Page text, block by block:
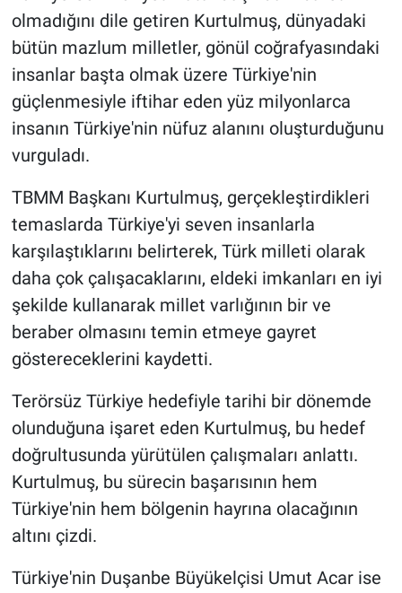
olmadığını dile getiren Kurtulmuş, dünyadaki
bütün mazlum milletler, gönül coğrafyasındaki
insanlar başta olmak üzere Türkiye'nin
güçlenmesiyle iftihar eden yüz milyonlarca
insanın Türkiye'nin nüfuz alanını oluşturduğunu
vurguladı.
TBMM Başkanı Kurtulmuş, gerçekleştirdikleri
temaslarda Türkiye'yi seven insanlarla
karşılaştıklarını belirterek, Türk milleti olarak
daha çok çalışacaklarını, eldeki imkanları en iyi
şekilde kullanarak millet varlığının bir ve
beraber olmasını temin etmeye gayret
göstereceklerini kaydetti.
Terörsüz Türkiye hedefiyle tarihi bir dönemde
olunduğuna işaret eden Kurtulmuş, bu hedef
doğrultusunda yürütülen çalışmaları anlattı.
Kurtulmuş, bu sürecin başarısının hem
Türkiye'nin hem bölgenin hayrına olacağının
altını çizdi.
Türkiye'nin Duşanbe Büyükelçisi Umut Acar ise